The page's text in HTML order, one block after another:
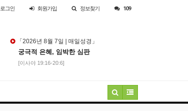
로그인 회원가입 정보찾기 109
「2026년 8월 7일 | 매일성경」
궁극적 은혜, 임박한 심판
[이사야 19:16-20:6]